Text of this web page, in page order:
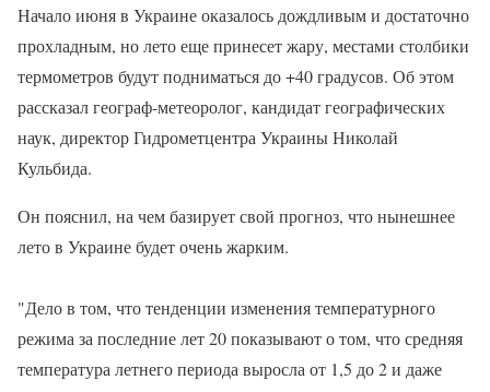
Начало июня в Украине оказалось дождливым и достаточно
прохладным, но лето еще принесет жару, местами столбики
термометров будут подниматься до +40 градусов. Об этом
рассказал географ-метеоролог, кандидат географических
наук, директор Гидрометцентра Украины Николай
Кульбида.
Он пояснил, на чем базирует свой прогноз, что нынешнее
лето в Украине будет очень жарким.
"Дело в том, что тенденции изменения температурного
режима за последние лет 20 показывают о том, что средняя
температура летнего периода выросла от 1,5 до 2 и даже